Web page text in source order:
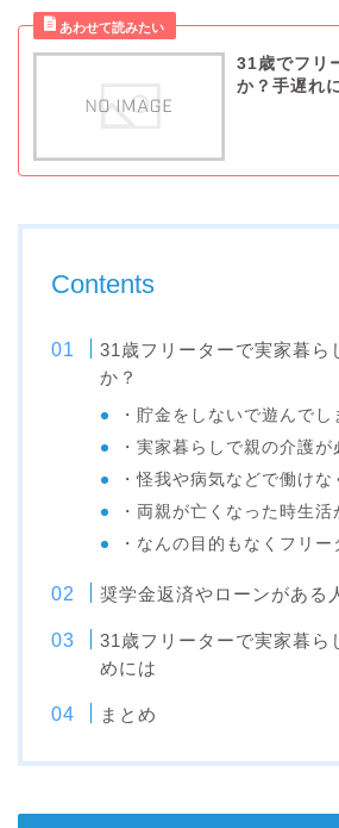
31歳でフリ
か？手遅れ
Contents
31歳フリーターで実家暮ら
か？
・貯金をしないで遊んでし
・実家暮らしで親の介護
・怪我や病気などで働けな
・両親が亡くなった時生活
・なんの目的もなくフリ
奨学金返済やローンがある
31歳フリーターで実家暮ら
めには
まとめ